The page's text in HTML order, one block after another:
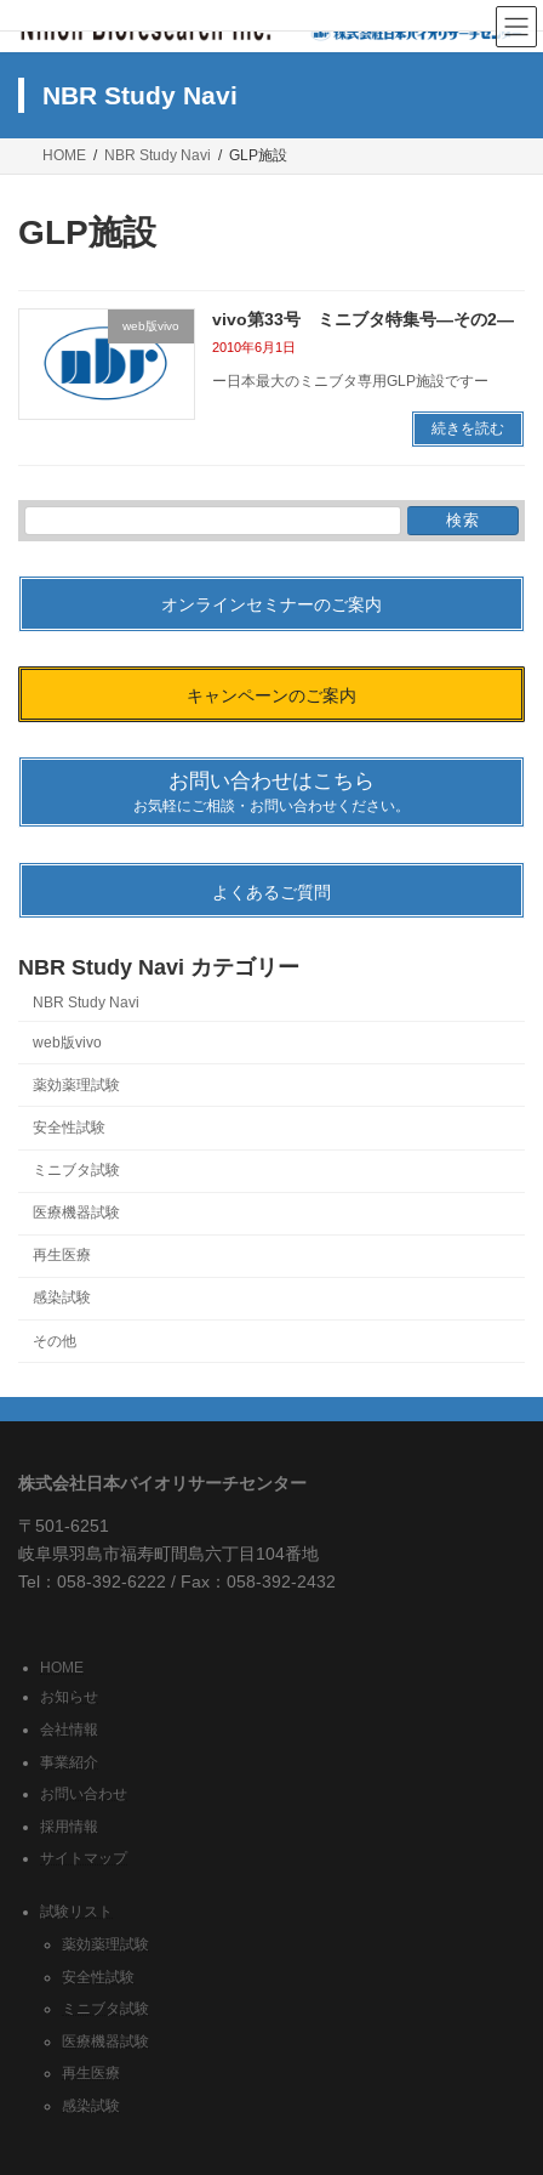
ン
テ
ス
ビ
ゲ
ン
NBR Study Navi
HOME NBR Study Navi GLP施設
GLP施設
web版vivo vivo第33号 ミニブタ特集号―その2―
2010年6月1日
ー日本最大のミニブタ専用GLP施設ですー
続きを読む
検
索:
オンラインセミナーのご案内
キャンペーンのご案内
お問い合わせはこちら
お気軽にご相談・お問い合わせください。
よくあるご質問
NBR Study Navi カテゴリー
NBR Study Navi
web版vivo
薬効薬理試験
安全性試験
ミニブタ試験
医療機器試験
再生医療
感染試験
その他
株式会社日本バイオリサーチセンター
〒501-6251
岐阜県羽島市福寿町間島六丁目104番地
Tel：058-392-6222 / Fax：058-392-2432
HOME
お知らせ
会社情報
事業紹介
お問い合わせ
採用情報
サイトマップ
試験リスト
薬効薬理試験
安全性試験
ミニブタ試験
医療機器試験
再生医療
感染試験